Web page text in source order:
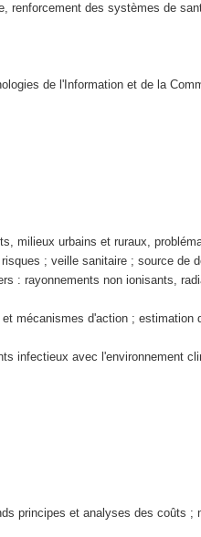
renforcement des systèmes de
de l'Information et de la
milieux urbains et ruraux,
; veille sanitaire ; source de
: rayonnements non ionisants,
d'action ; estimation
infectieux avec l'environnement
principes et analyses des coûts